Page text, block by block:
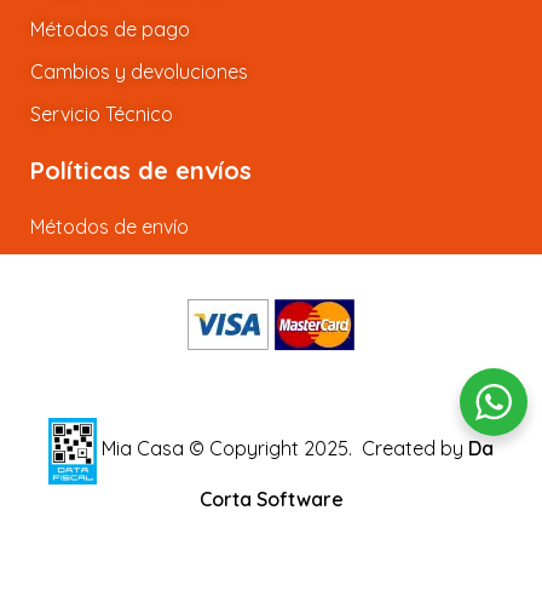
Métodos de pago
Cambios y devoluciones
Servicio Técnico
Políticas de envíos
Métodos de envío
Mia Casa © Copyright 2025. Created by Da
Corta Software